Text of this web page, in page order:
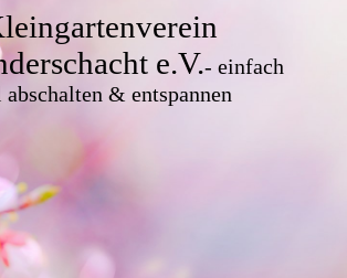
e.V.- einfach
abschalten & entspannen